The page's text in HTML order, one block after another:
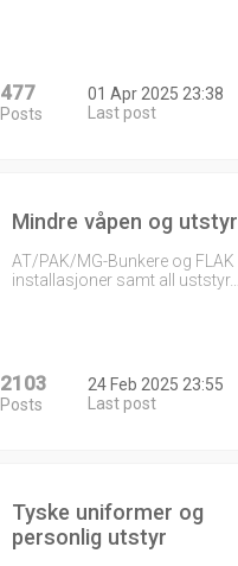
477
Posts
01 Apr 2025 23:38
Last post
Mindre våpen og utstyr
AT/PAK/MG-Bunkere og FLAK
installasjoner samt all uststyr…
2103
Posts
24 Feb 2025 23:55
Last post
Tyske uniformer og
personlig utstyr